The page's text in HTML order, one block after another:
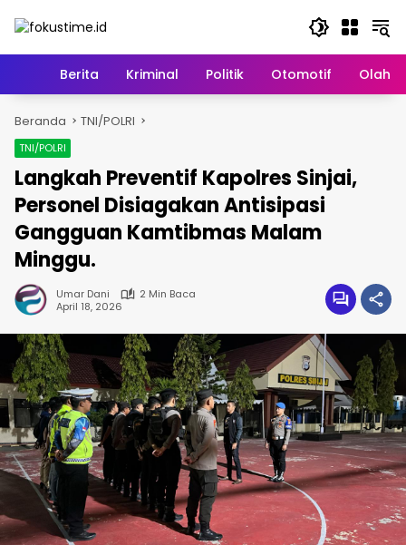
HomeBerita Kriminal Politik Otomotif
Beranda TNI/POLRI
TNI/POLRI
Langkah Preventif Kapolres Sinjai,
Personel Disiagakan Antisipasi
Gangguan Kamtibmas Malam
Minggu.
Umar Dani
2 Min Baca
April 18, 2026